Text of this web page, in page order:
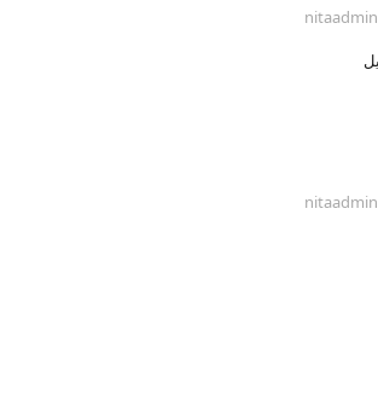
nitaadmin
nitaadmin